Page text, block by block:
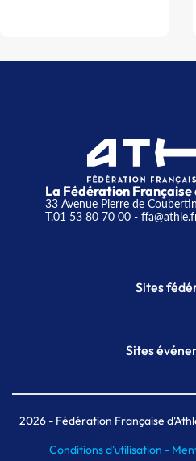
La Fédération
33 Avenue Pierre de
T.01 53 80 70 00-
Sites
Plateforme
Sites
Meeting de
MAIF Ekiden
2026- Fédération Française
Conditions d'utilisation -